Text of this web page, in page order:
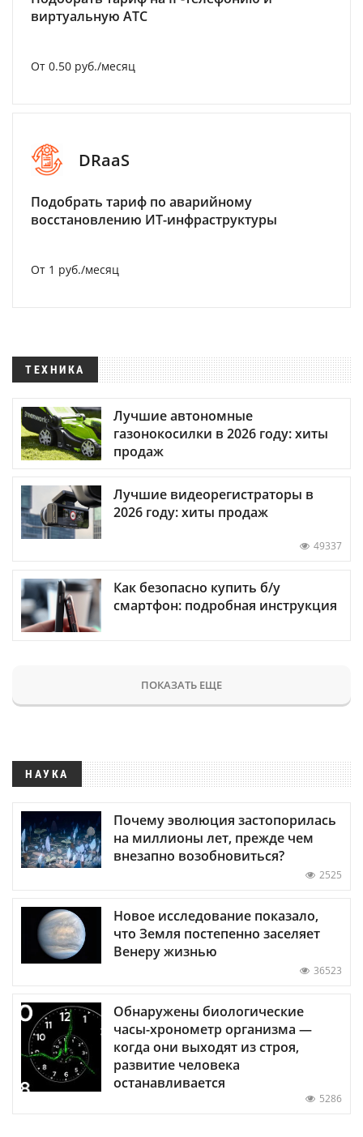
виртуальную АТС
От 0.50 руб./месяц
DRaaS
Подобрать тариф по аварийному
восстановлению ИТ-инфраструктуры
От 1 руб./месяц
ТЕХНИКА
Лучшие автономные
газонокосилки в 2026 году: хиты
продаж
Лучшие видеорегистраторы в
2026 году: хиты продаж
49337
Как безопасно купить б/у
смартфон: подробная инструкция
ПОКАЗАТЬ ЕЩЕ
НАУКА
Почему эволюция застопорилась
на миллионы лет, прежде чем
внезапно возобновиться?
2525
Новое исследование показало,
что Земля постепенно заселяет
Венеру жизнью
36523
Обнаружены биологические
часы-хронометр организма —
когда они выходят из строя,
развитие человека
останавливается
5286